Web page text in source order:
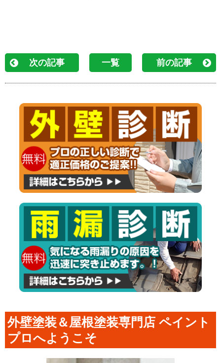
次の記事 一覧 前の記事
外壁塗装＆屋根塗装専門店 ペイント
プロへようこそ